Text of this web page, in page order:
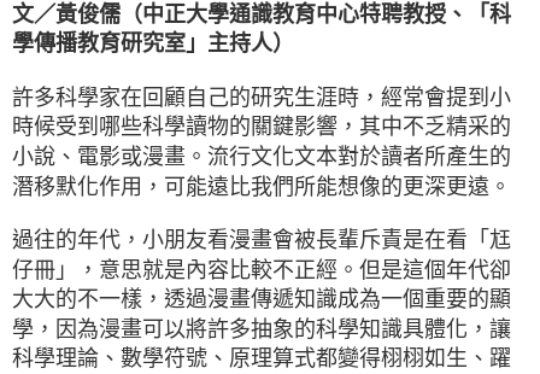
文／黃俊儒（中正大學通識教育中心特聘教授、「科
學傳播教育研究室」主持人）
許多科學家在回顧自己的研究生涯時，經常會提到小
時候受到哪些科學讀物的關鍵影響，其中不乏精采的
小說、電影或漫畫。流行文化文本對於讀者所產生的
潛移默化作用，可能遠比我們所能想像的更深更遠。
過往的年代，小朋友看漫畫會被長輩斥責是在看「尪
仔冊」，意思就是內容比較不正經。但是這個年代卻
大大的不一樣，透過漫畫傳遞知識成為一個重要的顯
學，因為漫畫可以將許多抽象的科學知識具體化，讓
科學理論、數學符號、原理算式都變得栩栩如生、躍